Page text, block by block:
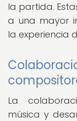
la partida.
a una mayor
la experiencia
La
música y